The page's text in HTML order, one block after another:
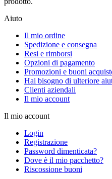
Aiuto
Il mio ordine
Spedizione e consegna
Resi e rimborsi
Opzioni di pagamento
Promozioni e buoni
Hai bisogno di ulteriore
Clienti aziendali
Il mio account
Il mio account
Login
Registrazione
Password dimenticata?
Dove è il mio pacchetto?
Riscossione buoni